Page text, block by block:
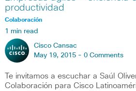
productividad
Colaboración
1 min read
Cisco Cansac
May 19, 2015 - 0 Comments
Te invitamos a escuchar a Saúl
Colaboración para Cisco